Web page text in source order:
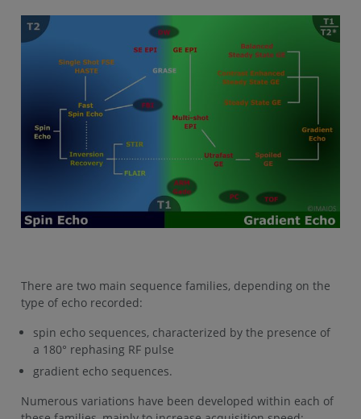
There are two main sequence families, depending on the
type of echo recorded:
spin echo sequences, characterized by the presence of
a 180° rephasing RF pulse
gradient echo sequences.
Numerous variations have been developed within each of